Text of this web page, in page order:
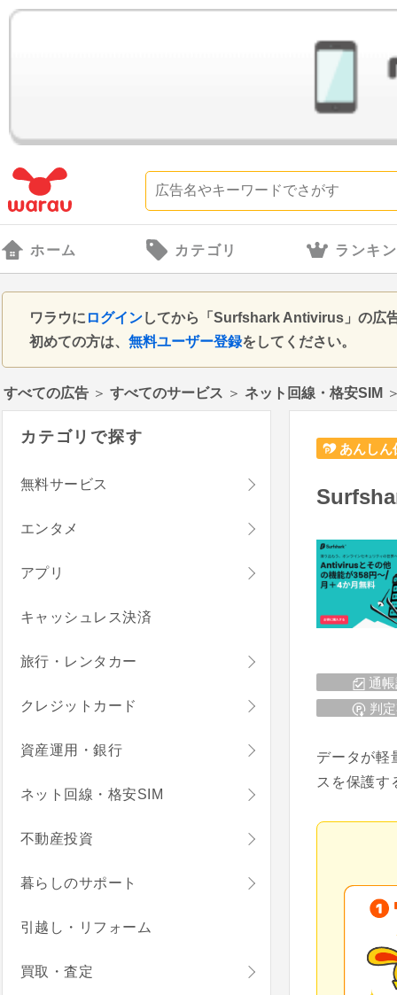
ホーム カテゴリ ランキ
ワラウに ログインしてから「Surfshark Antivirus」の広
初めての方は、 無料ユーザー登録をしてください。
すべての広告 ＞ すべてのサービス ＞ ネット回線・格安SIM
あんしん
通
判
データが軽
スを保護す
カテゴリで探す
無料サービス
エンタメ
アプリ
キャッシュレス決済
旅行・レンタカー
クレジットカード
資産運用・銀行
ネット回線・格安SIM
不動産投資
暮らしのサポート
引越し・リフォーム
買取・査定